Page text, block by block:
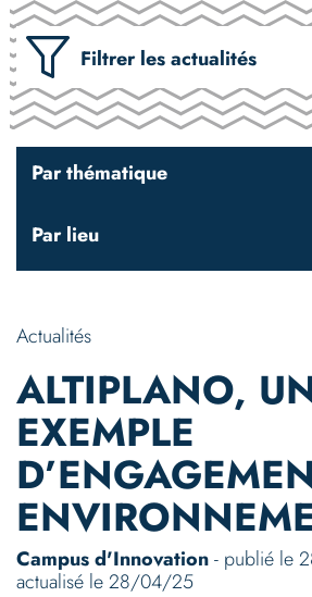
Filtrer les actualités
Par thématique
Par lieu
Actualités
ALTIPLANO,
EXEMPLE
Campus d'Innovation- publié le
actualisé le 28/04/25